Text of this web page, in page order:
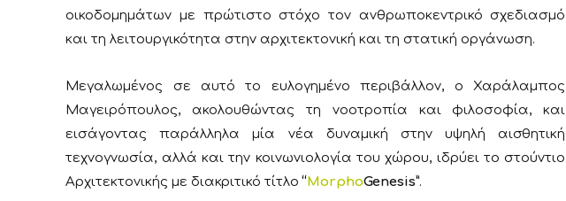
οικοδομημάτων με πρώτιστο στόχο τον ανθρωποκεντρικό σχεδιασμό
και τη λειτουργικότητα στην αρχιτεκτονική και τη στατική οργάνωση.
Μεγαλωμένος σε αυτό το ευλογημένο περιβάλλον, ο Χαράλαμπος
Μαγειρόπουλος, ακολουθώντας τη νοοτροπία και φιλοσοφία, και
εισάγοντας παράλληλα μία νέα δυναμική στην υψηλή αισθητική
τεχνογνωσία, αλλά και την κοινωνιολογία του χώρου, ιδρύει το στούντιο
Αρχιτεκτονικής με διακριτικό τίτλο“MorphoGenesis”.